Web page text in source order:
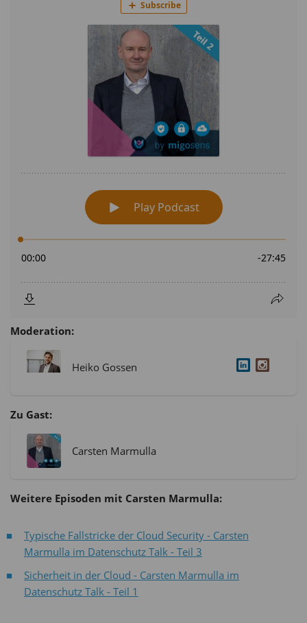
Moderation:
Heiko Gossen
Zu Gast:
Carsten Marmulla
Weitere Episoden mit Carsten Marmulla:
Typische Fallstricke der Cloud Security - Carsten
Marmulla im Datenschutz Talk - Teil 3
Sicherheit in der Cloud - Carsten Marmulla im
Datenschutz Talk - Teil 1